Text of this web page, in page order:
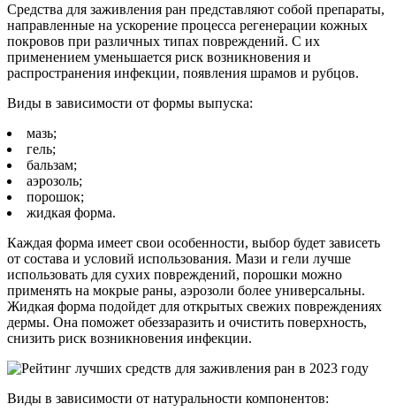
Средства для заживления ран представляют собой препараты,
направленные на ускорение процесса регенерации кожных
покровов при различных типах повреждений. С их
применением уменьшается риск возникновения и
распространения инфекции, появления шрамов и рубцов.
Виды в зависимости от формы выпуска:
мазь;
гель;
бальзам;
аэрозоль;
порошок;
жидкая форма.
Каждая форма имеет свои особенности, выбор будет зависеть
от состава и условий использования. Мази и гели лучше
использовать для сухих повреждений, порошки можно
применять на мокрые раны, аэрозоли более универсальны.
Жидкая форма подойдет для открытых свежих повреждениях
дермы. Она поможет обеззаразить и очистить поверхность,
снизить риск возникновения инфекции.
Виды в зависимости от натуральности компонентов: